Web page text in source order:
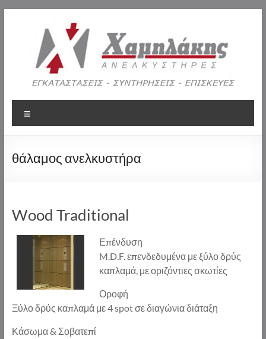
Χαμηλάκης
Ανελκυστήρες
–
ΕΠΙΣΚΕΥΕΣ
ΑΝΕΛΚΥΣΤΗΡΩΝ
θάλαμος ανελκυστήρα
Wood Traditional
Επένδυση
M.D.F. επενδεδυμένα με ξύλο δρύς
καπλαμά, με οριζόντιες σκωτίες
Οροφή
Ξύλο δρύς καπλαμά με 4 spot σε διαγώνια διάταξη
Κάσωμα & Σοβατεπί